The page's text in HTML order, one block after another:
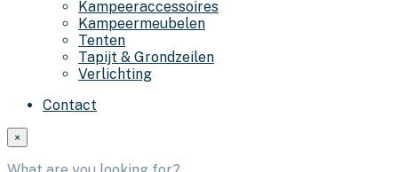
Kampeeraccessoires
Kampeermeubelen
Tenten
Tapijt & Grondzeilen
Verlichting
Contact
×